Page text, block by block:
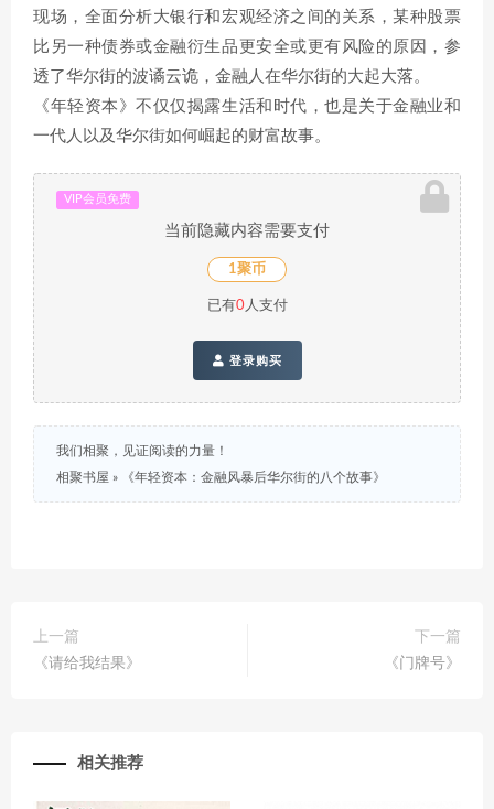
现场，全面分析大银行和宏观经济之间的关系，某种股票
比另一种债券或金融衍生品更安全或更有风险的原因，参
透了华尔街的波谲云诡，金融人在华尔街的大起大落。
《年轻资本》不仅仅揭露生活和时代，也是关于金融业和
一代人以及华尔街如何崛起的财富故事。
VIP会员免费
当前隐藏内容需要支付
1聚币
已有0人支付
登录购买
我们相聚，见证阅读的力量！
相聚书屋 » 《年轻资本：金融风暴后华尔街的八个故事》
上一篇
《请给我结果》
下一篇
《门牌号》
相关推荐